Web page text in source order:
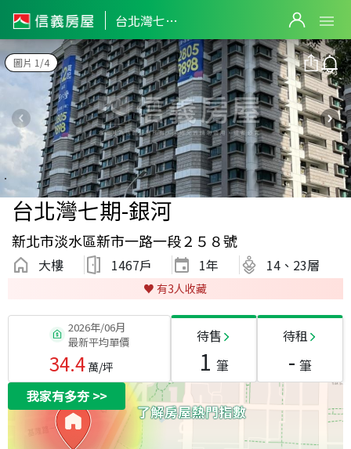
台北灣七期-銀河
圖片 1/4
台北灣七期-銀河
新北市淡水區新市一路一段２５８號
大樓 1467戶 1年 14、23層
♥️ 有3人收藏
2026年/06月
最新平均單價
34.4萬/坪
待售
1 筆
待租
- 筆
我家有多夯>>